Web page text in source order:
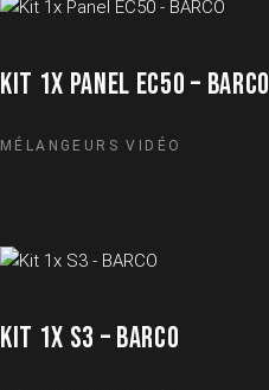
KIT 1X PANEL EC50 – BARCO
MÉLANGEURS VIDÉO
KIT 1X S3 – BARCO